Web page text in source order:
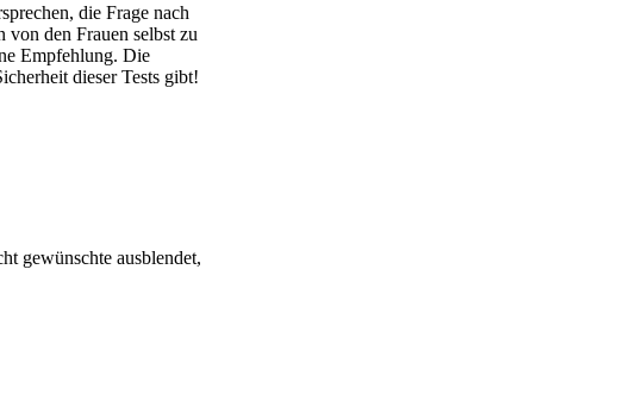
die Frage nach
den Frauen selbst zu
Empfehlung. Die
dieser Tests gibt!
gewünschte ausblendet,